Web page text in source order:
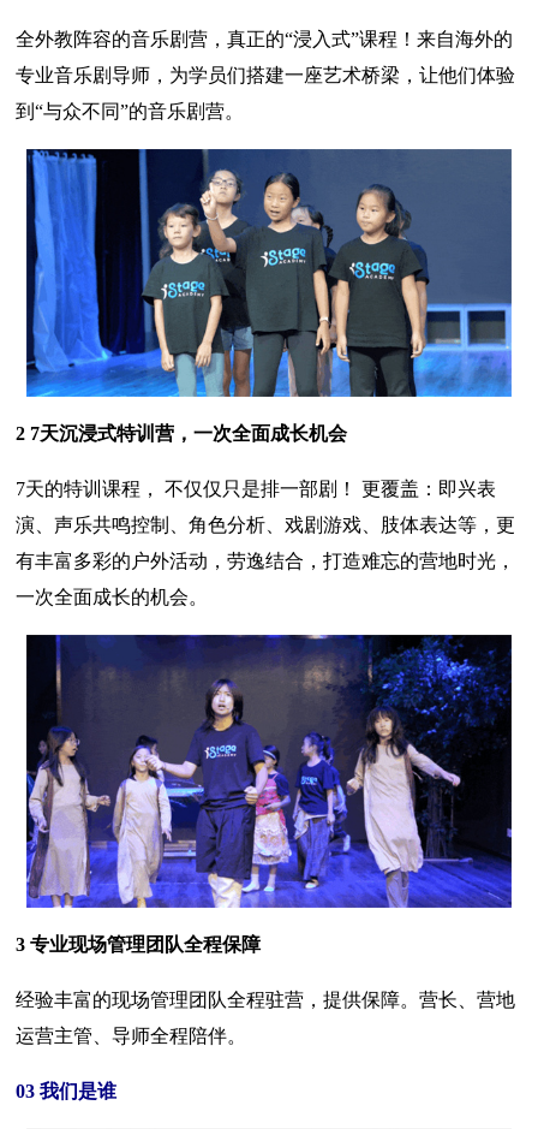
全外教阵容的音乐剧营，真正的“浸入式”课程！来自海外的
专业音乐剧导师，为学员们搭建一座艺术桥梁，让他们体验
到“与众不同”的音乐剧营。
2 7天沉浸式特训营，一次全面成长机会
7天的特训课程， 不仅仅只是排一部剧！ 更覆盖：即兴表
演、声乐共鸣控制、角色分析、戏剧游戏、肢体表达等，更
有丰富多彩的户外活动，劳逸结合，打造难忘的营地时光，
一次全面成长的机会。
3 专业现场管理团队全程保障
经验丰富的现场管理团队全程驻营，提供保障。营长、营地
运营主管、导师全程陪伴。
03 我们是谁